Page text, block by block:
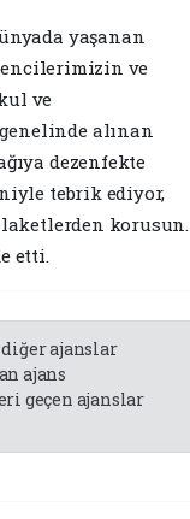
yaşanan
ve
ve
alınan
dezenfekte
tebrik ediyor,
korusun.
etti.
diğer ajanslar
ajans
geçen ajanslar